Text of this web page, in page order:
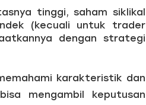
tinggi, saham siklikal
(kecuali untuk trader
dengan strategi
karakteristik dan
mengambil keputusan